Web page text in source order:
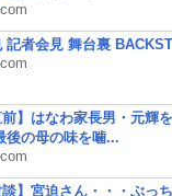
記者会見 舞台裏
前】はなわ家長男・元輝
後の母の味を噛...
談】宮迫さん・・・ぶっ